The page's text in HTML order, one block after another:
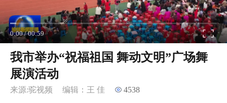
0:00/00:59
我市举办“祝福祖国 舞动文明”广场舞
展演活动
来源:驼视频 编辑：王 佳 4538